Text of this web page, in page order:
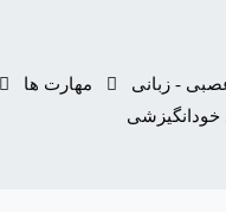
- زبانی مهارت ها